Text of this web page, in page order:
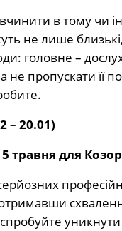
вчинити в тому чи
не лише
головне –
не пропускати її
– 20.01)
травня для
отримавши
уникнути